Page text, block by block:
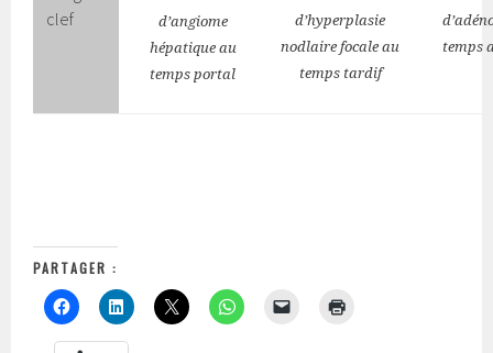
clef
d’angiome
hépatique au
temps portal
d’hyperplasie
nodlaire focale au
temps tardif
temps
PARTAGER :